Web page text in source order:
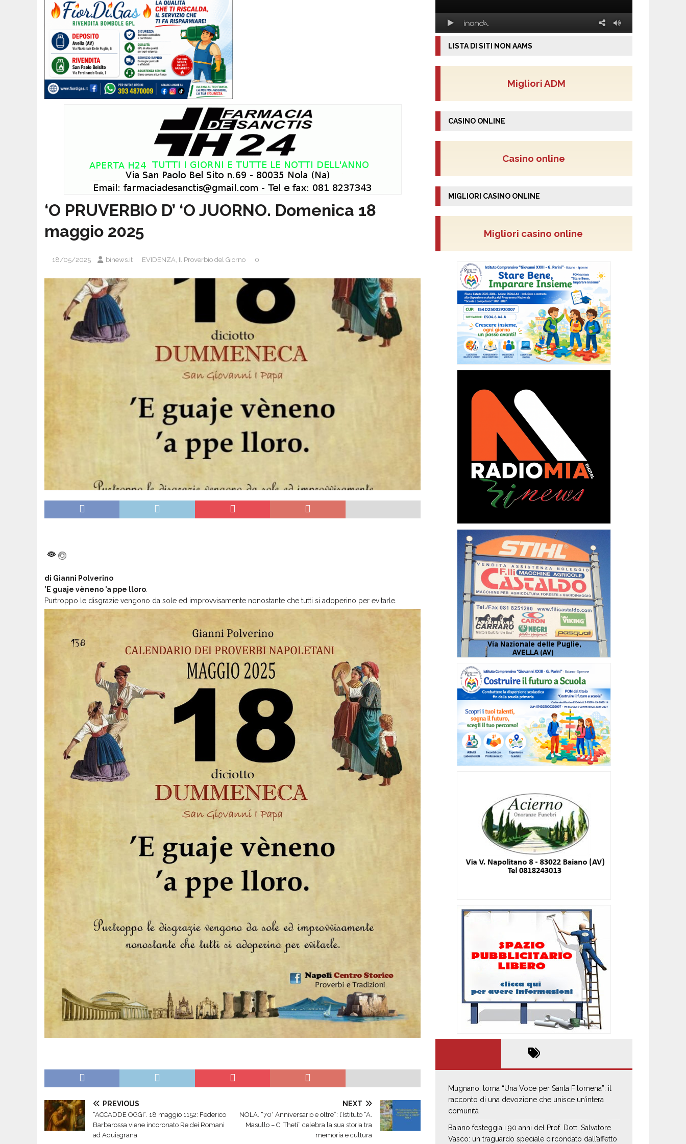
‘O PRUVERBIO D’ ‘O JUORNO. Domenica 18
maggio 2025
18/05/2025 binews.it EVIDENZA, Il Proverbio del Giorno 0
di Gianni Polverino
’E guaje vèneno ’a ppe lloro
Purtroppo le disgrazie vengono da sole ed improvvisamente nonostante che tutti si adoperino per evitarle.
PREVIOUS
“ACCADDE OGGI”. 18 maggio 1152: Federico
Barbarossa viene incoronato Re dei Romani
ad Aquisgrana
NEXT
NOLA. “70° Anniversario e oltre”: l’Istituto “A.
Masullo – C. Theti” celebra la sua storia tra
memoria e cultura
LISTA DI SITI NON AAMS
Migliori ADM
CASINO ONLINE
Casino online
MIGLIORI CASINO ONLINE
Migliori casino online
Mugnano, torna “Una Voce per Santa Filomena”: il
racconto di una devozione che unisce un’intera
comunità
Baiano festeggia i 90 anni del Prof. Dott. Salvatore
Vasco: un traguardo speciale circondato dall’affetto